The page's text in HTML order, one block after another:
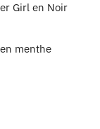
Girl en Noir
menthe